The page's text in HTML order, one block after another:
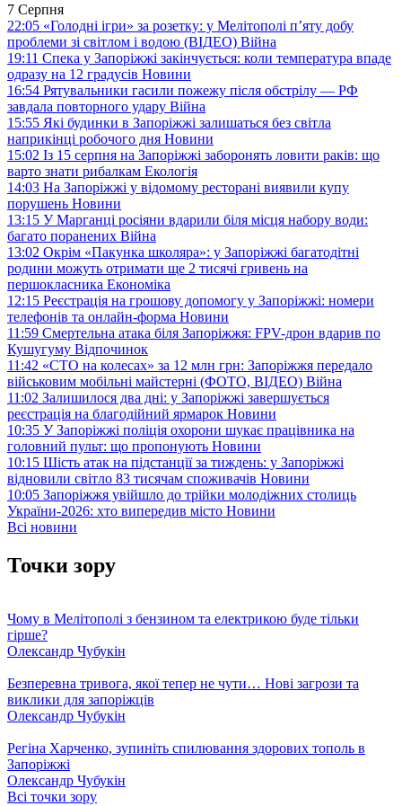
7 Серпня
22:05 «Голодні ігри» за розетку: у Мелітополі п’яту добу
проблеми зі світлом і водою (ВІДЕО) Війна
19:11 Спека у Запоріжжі закінчується: коли температура впаде
одразу на 12 градусів Новини
16:54 Рятувальники гасили пожежу після обстрілу — РФ
завдала повторного удару Війна
15:55 Які будинки в Запоріжжі залишаться без світла
наприкінці робочого дня Новини
15:02 Із 15 серпня на Запоріжжі заборонять ловити раків: що
варто знати рибалкам Екологія
14:03 На Запоріжжі у відомому ресторані виявили купу
порушень Новини
13:15 У Марганці росіяни вдарили біля місця набору води:
багато поранених Війна
13:02 Окрім «Пакунка школяра»: у Запоріжжі багатодітні
родини можуть отримати ще 2 тисячі гривень на
першокласника Економіка
12:15 Реєстрація на грошову допомогу у Запоріжжі: номери
телефонів та онлайн-форма Новини
11:59 Смертельна атака біля Запоріжжя: FPV-дрон вдарив по
Кушугуму Відпочинок
11:42 «СТО на колесах» за 12 млн грн: Запоріжжя передало
військовим мобільні майстерні (ФОТО, ВІДЕО) Війна
11:02 Залишилося два дні: у Запоріжжі завершується
реєстрація на благодійний ярмарок Новини
10:35 У Запоріжжі поліція охорони шукає працівника на
головний пульт: що пропонують Новини
10:15 Шість атак на підстанції за тиждень: у Запоріжжі
відновили світло 83 тисячам споживачів Новини
10:05 Запоріжжя увійшло до трійки молодіжних столиць
України-2026: хто випередив місто Новини
Всі новини
Точки зору
Чому в Мелітополі з бензином та електрикою буде тільки
гірше?
Олександр Чубукін
Безперевна тривога, якої тепер не чути… Нові загрози та
виклики для запоріжців
Олександр Чубукін
Регіна Харченко, зупиніть спилювання здорових тополь в
Запоріжжі
Олександр Чубукін
Всі точки зору